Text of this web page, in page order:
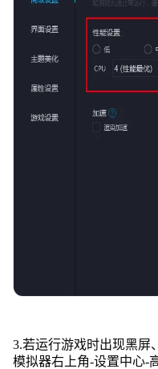
3.若运行游戏时出现黑屏
模拟器右上角-设置中心-